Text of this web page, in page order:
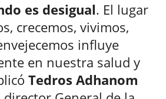
es desigual. El lugar
crecemos, vivimos,
influye
en nuestra salud y
Tedros Adhanom